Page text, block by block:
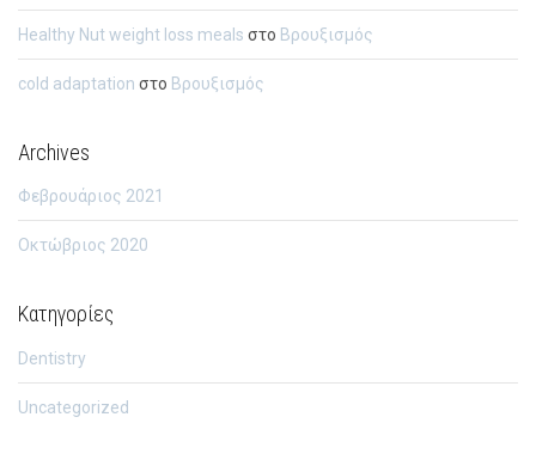
Healthy Nut weight loss meals στο Βρουξισμός
cold adaptation στο Βρουξισμός
Archives
Φεβρουάριος 2021
Οκτώβριος 2020
Kατηγορίες
Dentistry
Uncategorized